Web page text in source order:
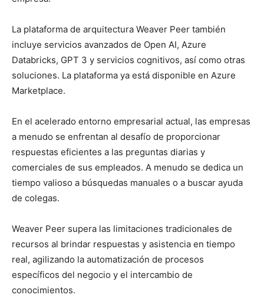
La plataforma de arquitectura Weaver Peer también
incluye servicios avanzados de Open AI, Azure
Databricks, GPT 3 y servicios cognitivos, así como otras
soluciones. La plataforma ya está disponible en Azure
Marketplace.
En el acelerado entorno empresarial actual, las empresas
a menudo se enfrentan al desafío de proporcionar
respuestas eficientes a las preguntas diarias y
comerciales de sus empleados. A menudo se dedica un
tiempo valioso a búsquedas manuales o a buscar ayuda
de colegas.
Weaver Peer supera las limitaciones tradicionales de
recursos al brindar respuestas y asistencia en tiempo
real, agilizando la automatización de procesos
específicos del negocio y el intercambio de
conocimientos.